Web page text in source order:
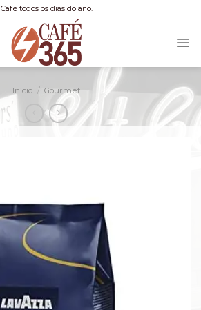
Café todos os dias do ano.
Início / Gourmet